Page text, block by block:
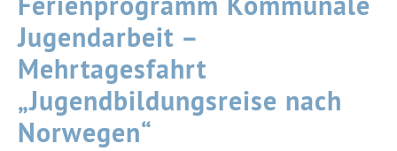
Jugendarbeit –
Mehrtagesfahrt
„Jugendbildungsreise nach
Norwegen“